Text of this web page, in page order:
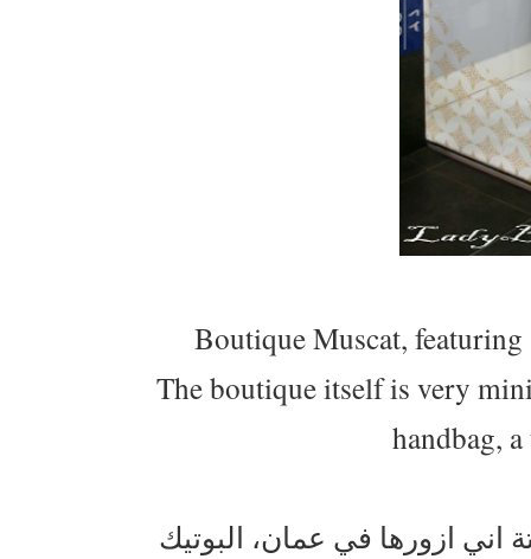
Boutique Muscat,
The boutique itself is very
handbag,
ازورها في عمان، البوتيك